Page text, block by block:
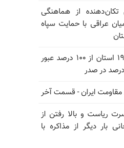
تکان‌دهنده از هماهنگی
عراقی با حمایت سپاه
شاخص فلاکت در ۱۹ استان از ۱۰۰ درصد عبور
ایران - قسمت آخر
ریاست و بالا رفتن از
بار دیگر از مذاکره با